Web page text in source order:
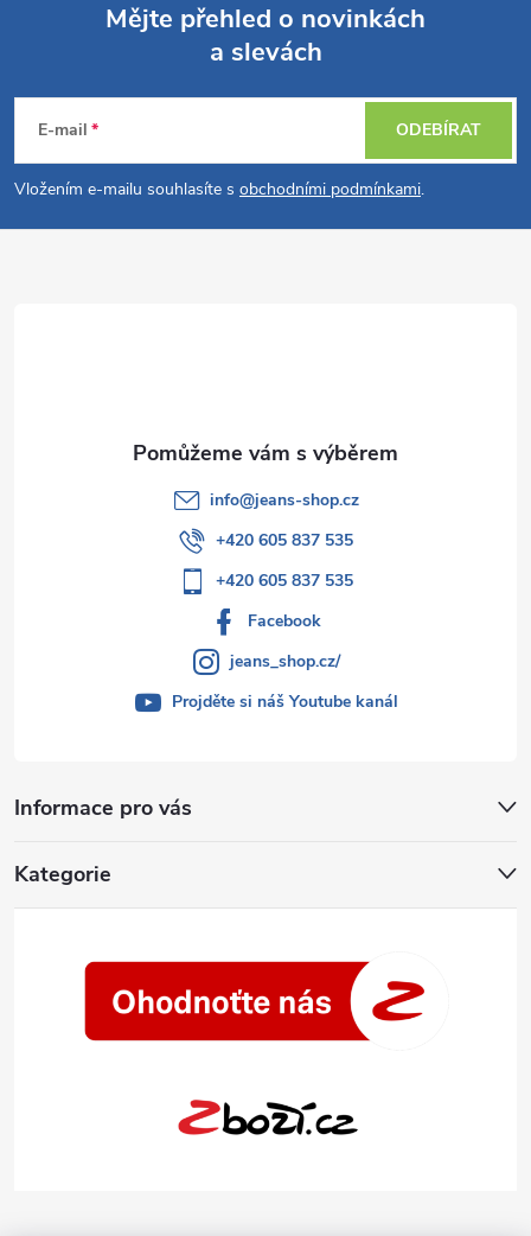
p
a
Mějte přehled o novinkách
a slevách
E-mail
Vložením e-mailu souhlasíte s obchodními podmínkami.
ODEBÍRAT
Informace pro vás
Kategorie
info@jeans-shop.cz
+420 605 837 535
+420 605 837 535
Facebook
jeans_shop.cz/
Projděte si náš Youtube kanál